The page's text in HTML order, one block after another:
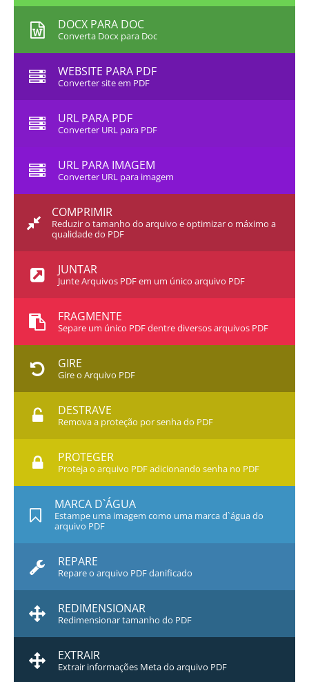
DOCX PARA DOC
Converta Docx para Doc
WEBSITE PARA PDF
Converter site em PDF
URL PARA PDF
Converter URL para PDF
URL PARA IMAGEM
Converter URL para imagem
COMPRIMIR
Reduzir o tamanho do arquivo e optimizar o máximo a
qualidade do PDF
JUNTAR
Junte Arquivos PDF em um único arquivo PDF
FRAGMENTE
Separe um único PDF dentre diversos arquivos PDF
GIRE
Gire o Arquivo PDF
DESTRAVE
Remova a proteção por senha do PDF
PROTEGER
Proteja o arquivo PDF adicionando senha no PDF
MARCA D`ÁGUA
Estampe uma imagem como uma marca d`água do
arquivo PDF
REPARE
Repare o arquivo PDF danificado
REDIMENSIONAR
Redimensionar tamanho do PDF
EXTRAIR
Extrair informações Meta do arquivo PDF